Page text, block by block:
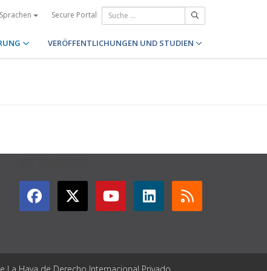
Secure Portal
VERÖFFENTLICHUNGEN UND STUDIEN